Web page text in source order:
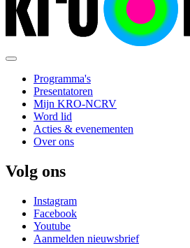
Programma's
Presentatoren
Mijn KRO-NCRV
Word lid
Acties & evenementen
Over ons
Volg ons
Instagram
Facebook
Youtube
Aanmelden nieuwsbrief